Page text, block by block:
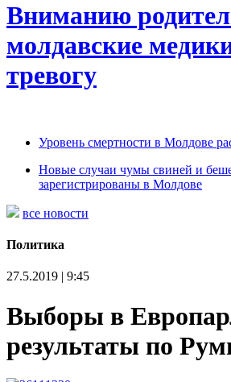
Вниманию
молдавские
тревогу
Уровень смертности в Молдове
Новые случаи чумы свиней и
зарегистрированы в Молдове
все новости
Политика
27.5.2019 | 9:45
Выборы в
результаты по